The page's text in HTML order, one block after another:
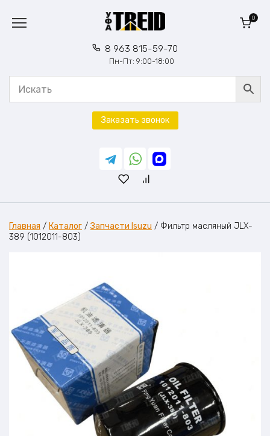
содержанию
8 963 815-59-70
Пн-Пт: 9:00-18:00
0
Заказать звонок
Главная / Каталог /Запчасти Isuzu / Фильтр масляный JLX-
389 (1012011-803)